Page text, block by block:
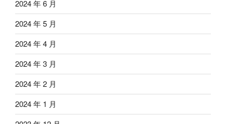
2024 年 6 月
2024 年 5 月
2024 年 4 月
2024 年 3 月
2024 年 2 月
2024 年 1 月